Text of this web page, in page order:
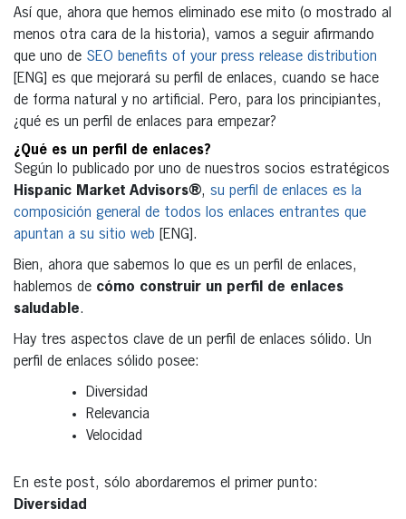
Así que, ahora que hemos eliminado ese mito (o mostrado al
menos otra cara de la historia), vamos a seguir afirmando
que uno de SEO benefits of your press release distribution
[ENG] es que mejorará su perfil de enlaces, cuando se hace
de forma natural y no artificial. Pero, para los principiantes,
¿qué es un perfil de enlaces para empezar?
¿Qué es un perfil de enlaces?
Según lo publicado por uno de nuestros socios estratégicos
Hispanic Market Advisors®, su perfil de enlaces es la
composición general de todos los enlaces entrantes que
apuntan a su sitio web [ENG].
Bien, ahora que sabemos lo que es un perfil de enlaces,
hablemos de cómo construir un perfil de enlaces
saludable.
Hay tres aspectos clave de un perfil de enlaces sólido. Un
perfil de enlaces sólido posee:
Diversidad
Relevancia
Velocidad
En este post, sólo abordaremos el primer punto:
Diversidad